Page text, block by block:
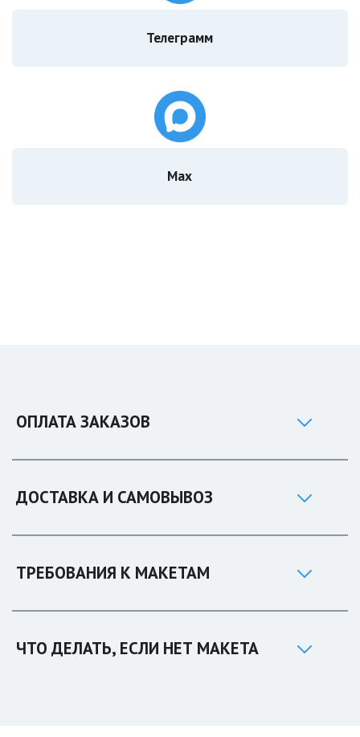
Телеграмм
Мах
ОПЛАТА ЗАКАЗОВ
ДОСТАВКА И САМОВЫВОЗ
ТРЕБОВАНИЯ К МАКЕТАМ
ЧТО ДЕЛАТЬ, ЕСЛИ НЕТ МАКЕТА